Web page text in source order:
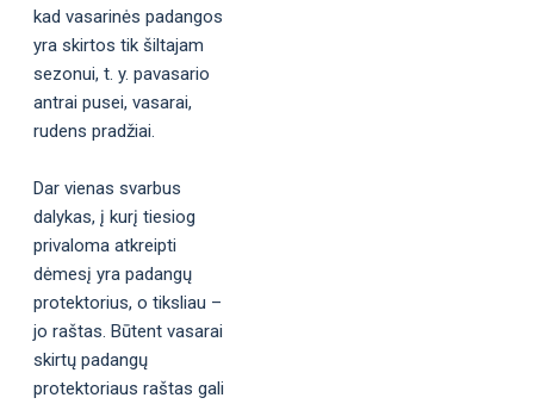
kad vasarinės padangos
yra skirtos tik šiltajam
sezonui, t. y. pavasario
antrai pusei, vasarai,
rudens pradžiai.
Dar vienas svarbus
dalykas, į kurį tiesiog
privaloma atkreipti
dėmesį yra padangų
protektorius, o tiksliau –
jo raštas. Būtent vasarai
skirtų padangų
protektoriaus raštas gali